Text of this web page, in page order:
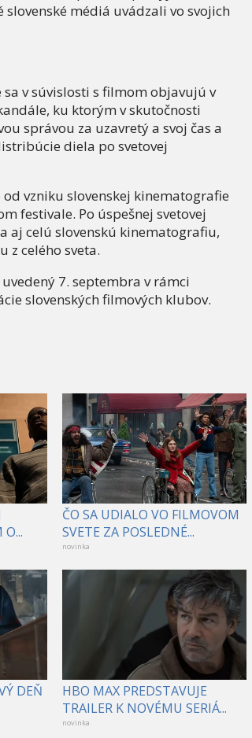
médiá uvádzali vo svojich
v súvislosti s filmom objavujú v
ku ktorým v skutočnosti
správou za uzavretý a svoj čas a
diela po svetovej
vzniku slovenskej kinematografie
festivale. Po úspešnej svetovej
aj celú slovenskú kinematografiu,
z celého sveta.
7. septembra v rámci
slovenských filmových klubov.
ČO SA UDIALO VO FILMOVOM
SVETE ZA POSLEDNÉ...
novinka
DEŇ
HBO MAX PREDSTAVUJE
TRAILER K NOVÉMU SERIÁ...
novinka